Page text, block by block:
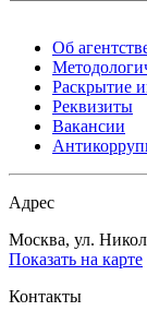
Об
Раскрытие
Реквизиты
Вакансии
Адрес
Москва, ул.
Показать на карте
Контакты